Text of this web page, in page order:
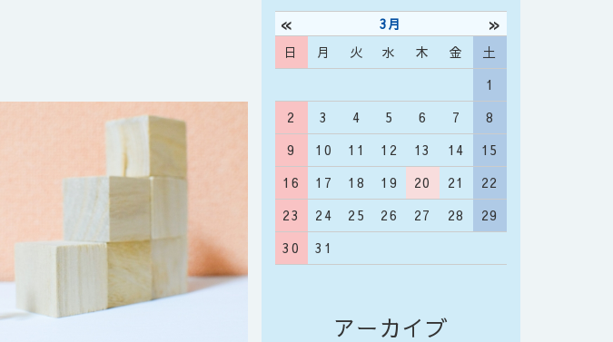
« 3月 »
日 月 火 水 木 金
土
1
2
3 4 5 6 7
8
9
10 11 12 13 14
15
16
17 18 19 20 21
22
23
24 25 26 27 28
29
30
31
アーカイブ